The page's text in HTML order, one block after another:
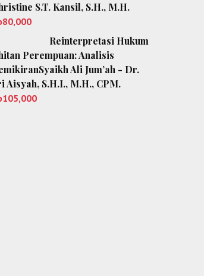
S.T. Kansil, S.H., M.H.
80,000
Reinterpretasi Hukum
Perempuan: Analisis
Ali Jum’ah - Dr.
Aisyah, S.H.I., M.H., CPM.
105,000